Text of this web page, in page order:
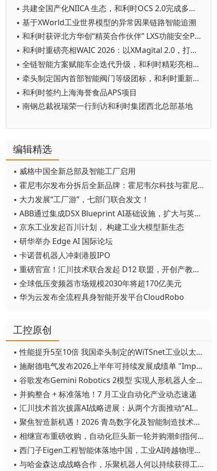
▪ 共建全国产化NIICA 生态，和利时OCS 2.0完成多厂商兼容认证
▪ 基于XWorld工业世界模型的异常因果链路智能追溯
▪ 和利时获评北方华创“精英合作伙伴” LXS功能安全PLC 护航半导体装备国产化
▪ 和利时重磅亮相WAIC 2026：以XMagital 2.0，打造“自由定义、自主运行”的智能工厂
▪ 全链智能方案赋能车企迭代升级，和利时精彩亮相“AMTS 2026”
▪ 牵头制定国内首部智能阀门等级团标，和利时重新定义“智能”新赛道
▪ 和利时签约上海海誉食品APS项目
▪ 南钢总裁祝瑞荣一行到访和利时集团西北总部基地
编辑精选
▪ 威格中国全新总部及智能工厂启用
▪ 霍尼韦尔发布分拆后全新品牌：霍尼韦尔科技与霍尼韦尔航空航天
▪ 大力发展“工厂游”，七部门联合发文！
▪ ABB通过集成DSX Blueprint AI基础设施，扩大与英伟达的合作
▪ 京东工业发起百川计划， 构建工业大模型新生态
▪ 研华举办 Edge AI 国际论坛
▪ 卡诺普机器人冲刺港股IPO
▪ 重磅官宣！汇川技术联合发起 D12 联盟，开创产教融合新范式
▪ 全球低压变频器市场规模2030年将超170亿美元
▪ 华为云发布全流程具身智能开发平台CloudRobo
工控原创
▪ 性能提升5至10倍 我国牵头制定的WiTSnet工业以太网国际标准正式发布
▪ 施耐德电气发布2026上半年可持续发展成绩单 "Impact 2030"路线图开局稳健
▪ 谷歌发布Gemini Robotics 2模型 实现人形机器人全身智能控制突破
▪ 并购整合 + 标准落地！7 月工业自动化产业动态速递
▪ 汇川技术首次披露AI战略进展：从两个方面推动“AI业务化”落地
▪ 聚焦智造新机遇！2026 青岛数字化及智能制造技术论坛圆满落幕
▪ 相继宣布重磅收购，自动化巨头新一轮并购潮剑指何方？
▪ 西门子Eigen工程智能体落地中国，工业AI跨越物理世界“确定性”拐点
▪ 与哈金森达成战略合作，乐聚机器人何以持续获得工业巨头青睐？